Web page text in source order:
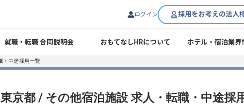
ログイン 採用をお考えの法人
就職・転職 合同説明会 おもてなしHRについて ホテル・宿泊業界
・中途採用一覧
東京都 / その他宿泊施設 求人・転職・中途採